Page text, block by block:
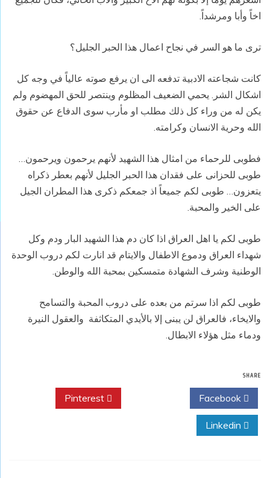
اخاً وأبا ومرشداً.
ترى ما هو السر في نجاح اعمال هذا الحبر الجليل؟
كانت شجاعته الادبية تدفعه الى ان يرفع صوته عالياً في وجه كل
اشكال الشر. يحمي الضعيف المظلوم وينتصر للحق المهضوم ولم
يكن له من وراء كل ذلك مطلب او مأرب سوى الدفاع عن حقوق
الله وحرية الانسان وكرامته.
فطوبى للرحماء من امثال هذا الشهيد لأنهم يرحمون ويرحمون…
طوبى للحزانى على فقدان هذا الحبر الجليل لأنهم بعطر ذكراه
يتعزون… طوبى لكم جميعاً اذ جمعكم ذكرى هذا المطران الجيل
على الخير والمحبة.
طوبى لكم يا اهل العراق اذا كان دم هذا الشهيد البار ودم وكل
شهداء العراق ودموع الاطفال والايتام قد انارت لكم دروب الوحدة
الوطنية وشرف الشهادة متمسكين بمحبة الله والوطن.
طوبى لكم اذا سرتم من بعده على دروب المحبة والتسامح
والايخاء، فالعراق لن يبنى إلا بالأيدي المتكاثفة والعقول النيرة
ودماء مثل هؤلاء الابطال.
SHARE